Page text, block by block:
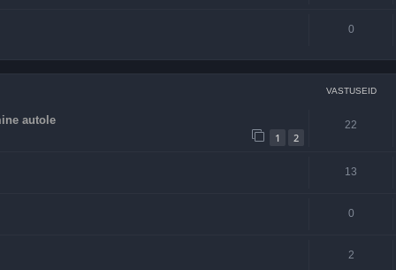
0
VASTUSEID
autole
1 2
22
13
0
2